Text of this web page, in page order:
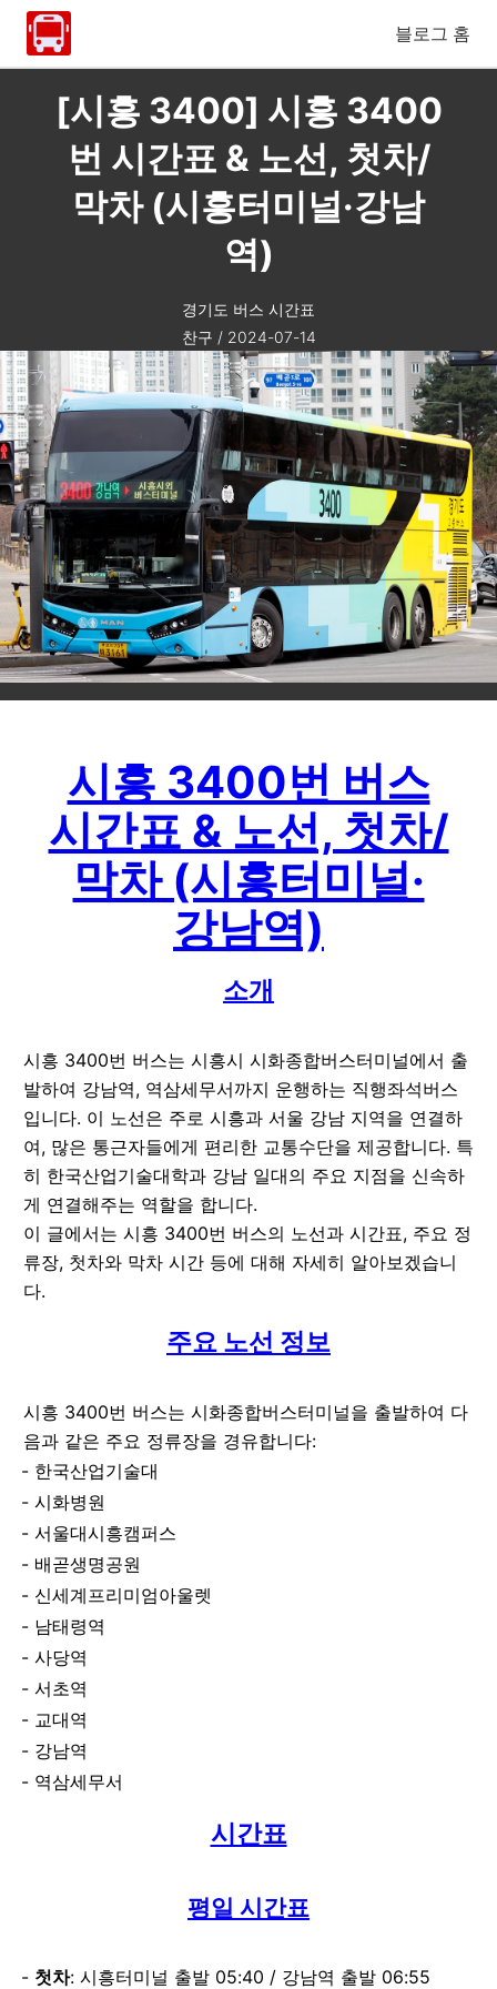
블로그 홈
[시흥 3400] 시흥 3400
번 시간표 & 노선, 첫차/
막차 (시흥터미널·강남
역)
경기도 버스 시간표
찬구 / 2024-07-14
시흥 3400번 버스
시간표 & 노선, 첫차/
막차 (시흥터미널·
강남역)
소개
시흥 3400번 버스는 시흥시 시화종합버스터미널에서 출
발하여 강남역, 역삼세무서까지 운행하는 직행좌석버스
입니다. 이 노선은 주로 시흥과 서울 강남 지역을 연결하
여, 많은 통근자들에게 편리한 교통수단을 제공합니다. 특
히 한국산업기술대학과 강남 일대의 주요 지점을 신속하
게 연결해주는 역할을 합니다.
이 글에서는 시흥 3400번 버스의 노선과 시간표, 주요 정
류장, 첫차와 막차 시간 등에 대해 자세히 알아보겠습니
다.
주요 노선 정보
시흥 3400번 버스는 시화종합버스터미널을 출발하여 다
음과 같은 주요 정류장을 경유합니다:
한국산업기술대
시화병원
서울대시흥캠퍼스
배곧생명공원
신세계프리미엄아울렛
남태령역
사당역
서초역
교대역
강남역
역삼세무서
시간표
평일 시간표
첫차: 시흥터미널 출발 05:40 / 강남역 출발 06:55